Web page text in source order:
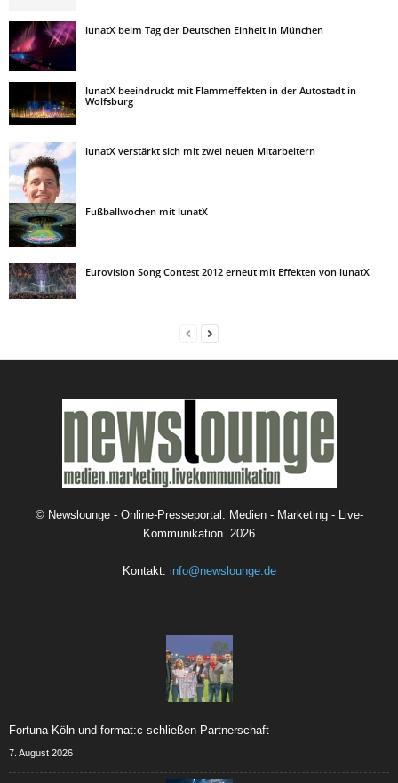
lunatX beim Tag der Deutschen Einheit in München
lunatX beeindruckt mit Flammeffekten in der Autostadt in
Wolfsburg
lunatX verstärkt sich mit zwei neuen Mitarbeitern
Fußballwochen mit lunatX
Eurovision Song Contest 2012 erneut mit Effekten von lunatX
© Newslounge - Online-Presseportal. Medien - Marketing - Live-
Kommunikation. 2026
Kontakt: info@newslounge.de
Fortuna Köln und format:c schließen Partnerschaft
7. August 2026